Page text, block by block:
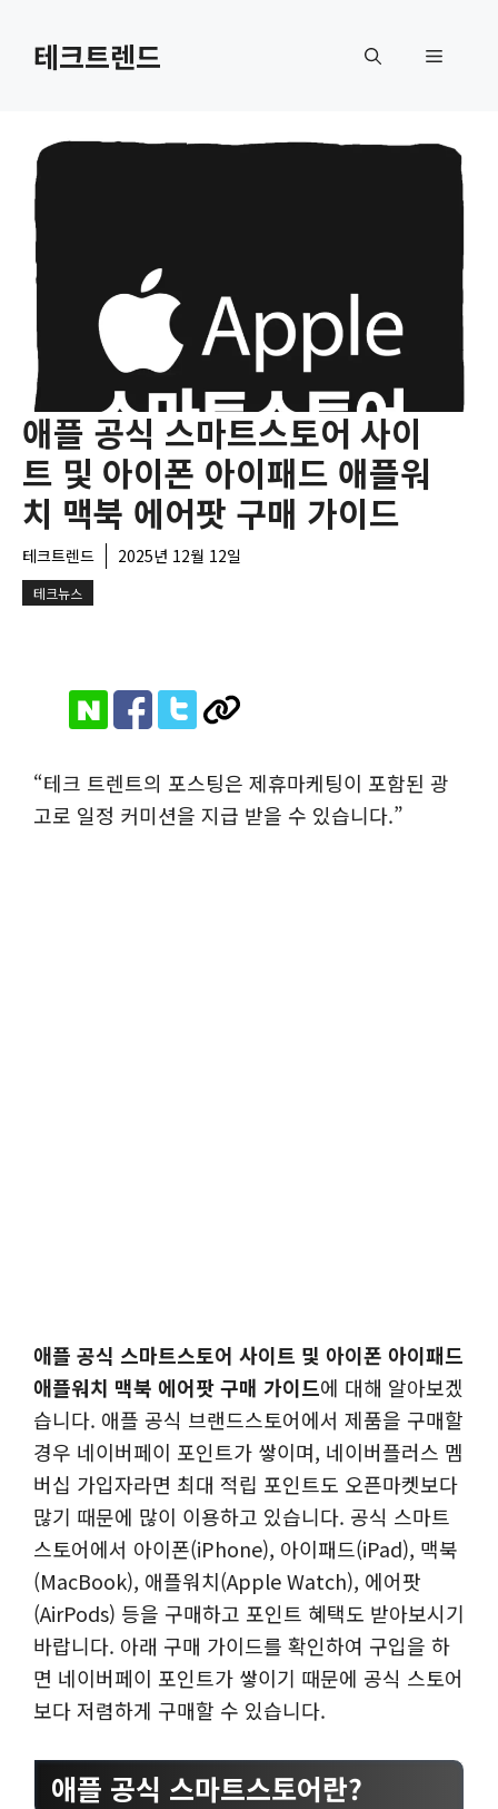
테크트렌드 메
애플 공식 스마트스토어 사이
트 및 아이폰 아이패드 애플워
치 맥북 에어팟 구매 가이드
테크트렌드 2025년 12월 12일
테크뉴스
“테크 트렌트의 포스팅은 제휴마케팅이 포함된 광
고로 일정 커미션을 지급 받을 수 있습니다.”
애플 공식 스마트스토어 사이트 및 아이폰 아이패드
애플워치 맥북 에어팟 구매 가이드에 대해 알아보겠
습니다. 애플 공식 브랜드스토어에서 제품을 구매할
경우 네이버페이 포인트가 쌓이며, 네이버플러스 멤
버십 가입자라면 최대 적립 포인트도 오픈마켓보다
많기 때문에 많이 이용하고 있습니다. 공식 스마트
스토어에서 아이폰(iPhone), 아이패드(iPad), 맥북
(MacBook), 애플워치(Apple Watch), 에어팟
(AirPods) 등을 구매하고 포인트 혜택도 받아보시기
바랍니다. 아래 구매 가이드를 확인하여 구입을 하
면 네이버페이 포인트가 쌓이기 때문에 공식 스토어
보다 저렴하게 구매할 수 있습니다.
애플 공식 스마트스토어란?